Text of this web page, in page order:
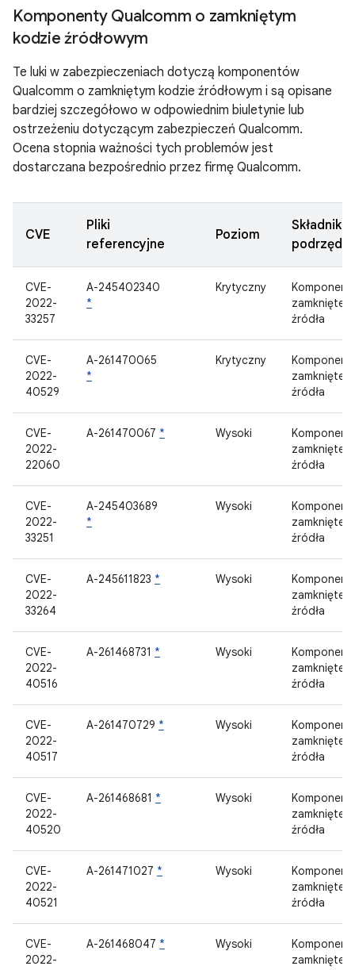
Komponenty Qualcomm o zamkniętym
kodzie źródłowym
Te luki w zabezpieczeniach dotyczą komponentów
Qualcomm o zamkniętym kodzie źródłowym i są opisane
bardziej szczegółowo w odpowiednim biuletynie lub
ostrzeżeniu dotyczącym zabezpieczeń Qualcomm.
Ocena stopnia ważności tych problemów jest
dostarczana bezpośrednio przez firmę Qualcomm.
CVE
Pliki
referencyjne
Poziom
Składnik
CVE-
2022-
33257
A-245402340
*
Krytyczny
Komponent
źródła
CVE-
2022-
40529
A-261470065
*
Krytyczny
Komponent
źródła
CVE-
2022-
22060
A-261470067 * Wysoki
Komponent
źródła
CVE-
2022-
33251
A-245403689
*
Wysoki
Komponent
źródła
CVE-
2022-
33264
A-245611823 * Wysoki
Komponent
źródła
CVE-
2022-
40516
A-261468731 * Wysoki
Komponent
źródła
CVE-
2022-
40517
A-261470729 * Wysoki
Komponent
źródła
CVE-
2022-
40520
A-261468681 * Wysoki
Komponent
źródła
CVE-
2022-
40521
A-261471027 * Wysoki
Komponent
źródła
CVE-
2022-
A-261468047 * Wysoki
Komponent